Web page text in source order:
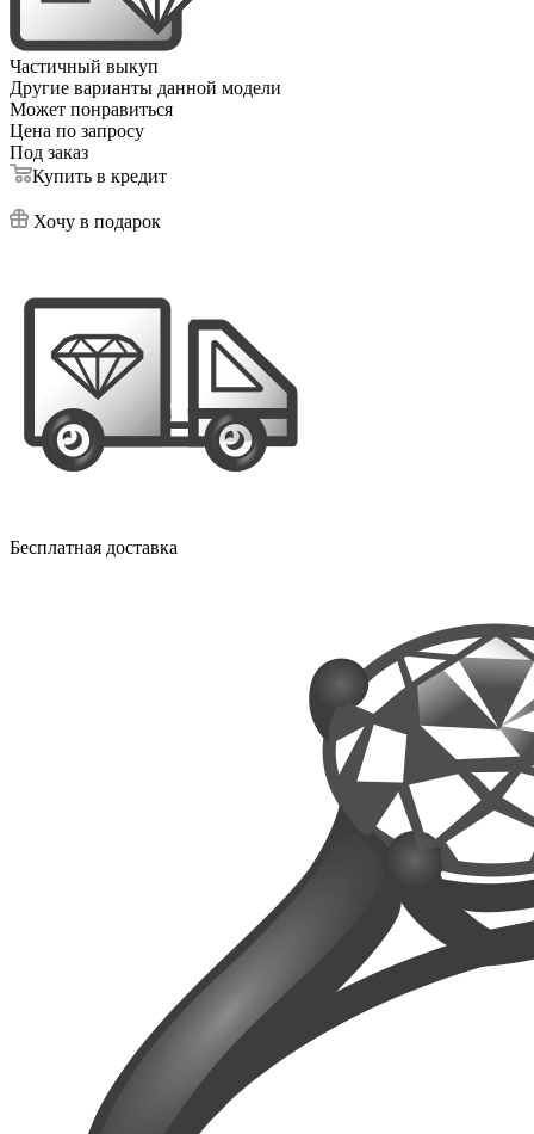
Частичный выкуп
Другие варианты данной модели
Может понравиться
Цена по запросу
Под заказ
Купить в кредит
Хочу в подарок
Бесплатная доставка